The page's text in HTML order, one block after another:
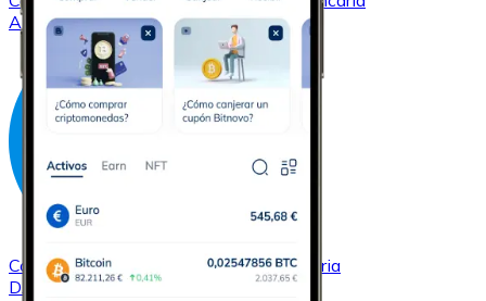
ADA
ComprarDash
con transferencia bancaria
DASH